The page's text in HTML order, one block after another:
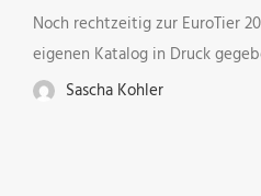
Noch rechtzeitig zur EuroTier
eigenen Katalog in Druck
Sascha Kohler